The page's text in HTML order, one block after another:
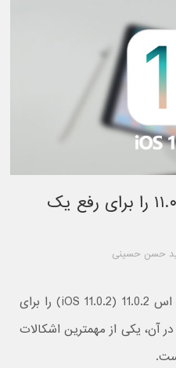
اپل آپدیت آی او اس ۱۱.۰.۲ را برای رفع یک
حسن حسینی
ساعاتی پیش، اپل آپدیت آی او اس 11.0.2 (iOS 11.0.2) را برای
آن، یکی از مهمترین اشکالات